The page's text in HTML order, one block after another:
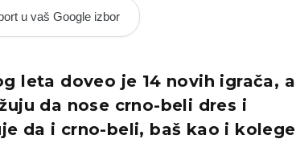
u vaš Google izbor
leta doveo je 14 novih igrača, a
da nose crno-beli dres i
da i crno-beli, baš kao i kolege